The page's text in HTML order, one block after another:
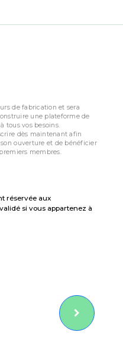
de fabrication et sera
une plateforme de
tous vos besoins.
dès maintenant afin
ouverture et de bénéficier
membres.
réservée aux
si vous appartenez à